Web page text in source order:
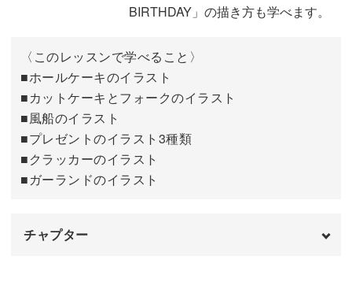
なぞって練習できる見本つき！
「興味はあるけど、イラストは苦手…」
そんな絵心に自信がない方こそ歓迎します！
BIRTHDAY」の描き方も学べます。
〈このレッスンで学べること〉
■ホールケーキのイラスト
■カットケーキとフォークのイラスト
■風船のイラスト
■プレゼントのイラスト3種類
■クラッカーのイラスト
■ガーランドのイラスト
チャプター